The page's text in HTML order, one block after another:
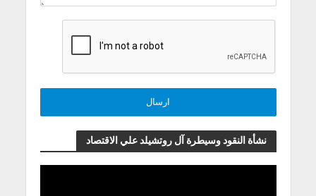
نشأة النقود وسيطرة آل روتشيلد علي الاقتصاد